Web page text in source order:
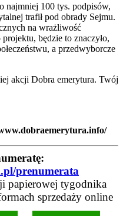
najmniej 100 tys. podpisów,
trafił pod obrady Sejmu.
na wrażliwość
będzie to znaczyło,
a przedwyborcze
akcji Dobra emerytura. Twój
prenumerata
papierowej tygodnika
sprzedaży online